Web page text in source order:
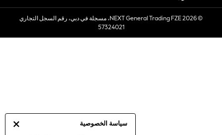
سياسة الخصوصية
Sets & Outfits
Linen Collection
Women's Holiday Shop
© 2026 NEXT General Trading FZE، مسجلة في دبي، رقم السجل التجاري
57324021